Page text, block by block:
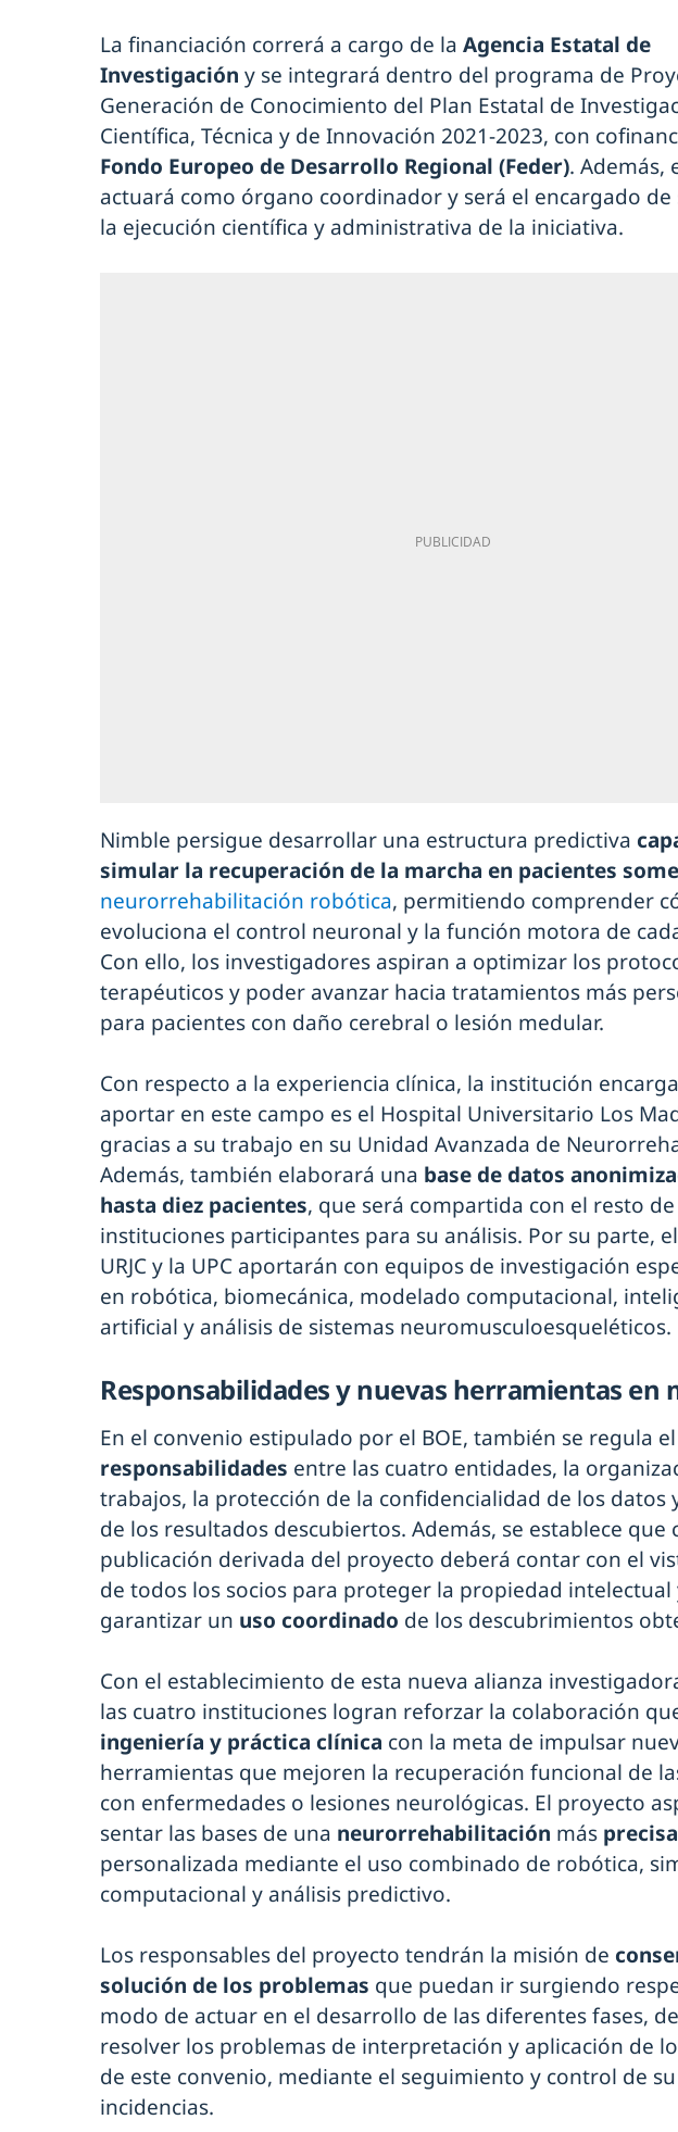
La financiación correrá a cargo de la Agencia Estatal de
Investigación y se integrará dentro del programa de
Generación de Conocimiento del Plan Estatal de
Científica, Técnica y de Innovación 2021-2023, con
Fondo Europeo de Desarrollo Regional (Feder). Además,
actuará como órgano coordinador y será el encargado
la ejecución científica y administrativa de la iniciativa.
Nimble persigue desarrollar una estructura predictiva
simular la recuperación de la marcha en pacientes
neurorrehabilitación robótica, permitiendo comprender
evoluciona el control neuronal y la función motora de
Con ello, los investigadores aspiran a optimizar los
terapéuticos y poder avanzar hacia tratamientos más
para pacientes con daño cerebral o lesión medular.
Con respecto a la experiencia clínica, la institución
aportar en este campo es el Hospital Universitario Los
gracias a su trabajo en su Unidad Avanzada de
Además, también elaborará una base de datos
hasta diez pacientes, que será compartida con el resto
instituciones participantes para su análisis. Por su parte, el
URJC y la UPC aportarán con equipos de investigación
en robótica, biomecánica, modelado computacional,
artificial y análisis de sistemas neuromusculoesqueléticos.
Responsabilidades y nuevas herramientas en
En el convenio estipulado por el BOE, también se regula el
responsabilidades entre las cuatro entidades, la
trabajos, la protección de la confidencialidad de los datos
de los resultados descubiertos. Además, se establece que
publicación derivada del proyecto deberá contar con el
de todos los socios para proteger la propiedad intelectual
garantizar un uso coordinado de los descubrimientos
Con el establecimiento de esta nueva alianza
las cuatro instituciones logran reforzar la colaboración
ingeniería y práctica clínica con la meta de impulsar
herramientas que mejoren la recuperación funcional de
con enfermedades o lesiones neurológicas. El proyecto
sentar las bases de una neurorrehabilitación más precisa
personalizada mediante el uso combinado de robótica,
computacional y análisis predictivo.
Los responsables del proyecto tendrán la misión de
solución de los problemas que puedan ir surgiendo
modo de actuar en el desarrollo de las diferentes fases,
resolver los problemas de interpretación y aplicación de
de este convenio, mediante el seguimiento y control de
incidencias.